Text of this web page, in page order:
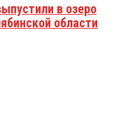
в озеро
области